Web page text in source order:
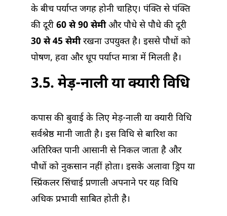
के बीच पर्याप्त जगह होनी चाहिए। पंक्ति से पंक्ति
की दूरी 60 से 90 सेमीऔर पौधे से पौधे की दूरी
30 से 45 सेमीरखना उपयुक्त है। इससे पौधों को
पोषण, हवा और धूप पर्याप्त मात्रा में मिलती है।
3.5. मेड़-नाली या क्यारी विधि
कपास की बुवाई के लिए मेड़-नाली या क्यारी विधि
सर्वश्रेष्ठ मानी जाती है। इस विधि से बारिश का
अतिरिक्त पानी आसानी से निकल जाता है और
पौधों को नुकसान नहीं होता। इसके अलावा ड्रिप या
स्प्रिंकलर सिंचाई प्रणाली अपनाने पर यह विधि
अधिक प्रभावी साबित होती है।